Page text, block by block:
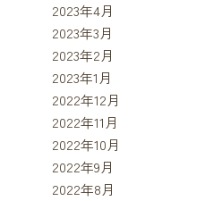
2023年4月
2023年3月
2023年2月
2023年1月
2022年12月
2022年11月
2022年10月
2022年9月
2022年8月